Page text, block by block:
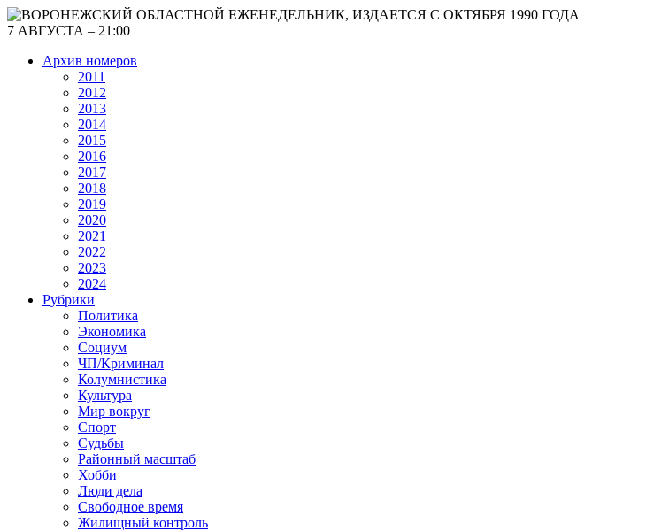
7 АВГУСТА – 21:00
Архив номеров
2011
2012
2013
2014
2015
2016
2017
2018
2019
2020
2021
2022
2023
2024
Рубрики
Политика
Экономика
Социум
ЧП/Криминал
Колумнистика
Культура
Мир вокруг
Спорт
Судьбы
Районный масштаб
Хобби
Люди дела
Свободное время
Жилищный контроль